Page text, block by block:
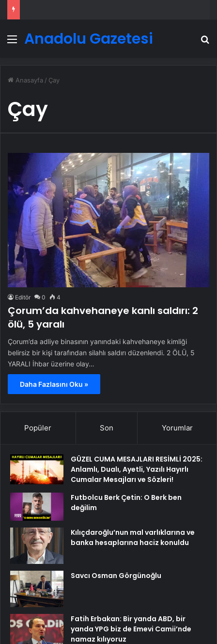
Menü
Anadolu Gazetesi
Anasayfa / Çay
Çay
Editör 0 4
Çorum’da kahvehaneye kanlı saldırı: 2
ölü, 5 yaralı
Çorum’da adliye binasının yanındaki kahvehaneye kimliği
belirsiz bir kişi tarafından silahlı saldırı düzenlendi. 2 ÖLÜ, 5
YARALI İhbar üzerine olay…
Daha Fazlasını Oku »
Popüler Son Yorumlar
GÜZEL CUMA MESAJLARI RESİMLİ 2025:
Anlamlı, Dualı, Ayetli, Yazılı Hayırlı
Cumalar Mesajları ve Sözleri!
Futbolcu Berk Çetin: O Berk ben
değilim
Kılıçdaroğlu’nun mal varlıklarına ve
banka hesaplarına haciz konuldu
Savcı Osman Görgünoğlu
Fatih Erbakan: Bir yanda ABD, bir
yanda YPG biz de Emevi Camii’nde
namaz kılıyoruz